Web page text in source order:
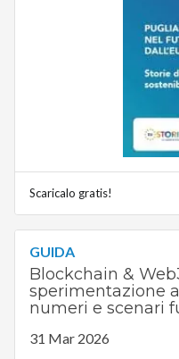
Scaricalo gratis!
GUIDA
Blockchain &
sperimentazione
numeri e scenari
31 Mar 2026